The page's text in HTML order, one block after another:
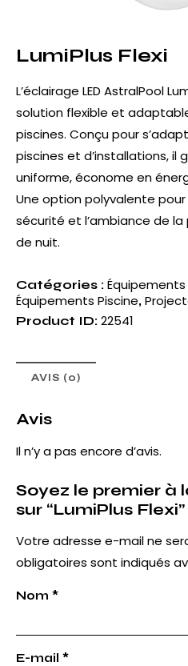
LumiPlus Flexi
L’éclairage LED AstralPool
solution flexible et
piscines. Conçu pour
piscines et d’installations, il
uniforme, économe en
Une option polyvalente
sécurité et l’ambiance de
de nuit.
Catégories :
Équipements Piscine,
Product ID: 22541
AVIS (0)
Avis
Il n’y a pas encore d’avis.
Soyez le premier à
sur “LumiPlus Flexi”
Votre adresse e-mail ne
obligatoires sont indiqués
Nom *
E-mail *